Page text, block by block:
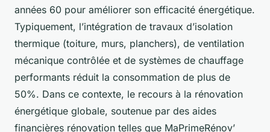
années 60 pour améliorer son efficacité énergétique.
Typiquement, l’intégration de travaux d’isolation
thermique (toiture, murs, planchers), de ventilation
mécanique contrôlée et de systèmes de chauffage
performants réduit la consommation de plus de
50%. Dans ce contexte, le recours à la rénovation
énergétique globale, soutenue par des aides
financières rénovation telles que MaPrimeRénov’